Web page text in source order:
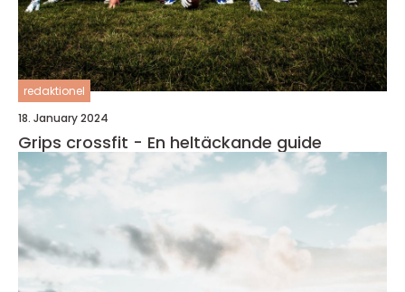
redaktionel
18. January 2024
Grips crossfit - En heltäckande guide